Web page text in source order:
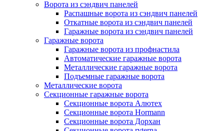
Ворота из сэндвич панелей
Распашные ворота из сэндвич панелей
Откатные ворота из сэндвич панелей
Гаражные ворота из сэндвич панелей
Гаражные ворота
Гаражные ворота из профнастила
Автоматические гаражные ворота
Металлические гаражные ворота
Подъемные гаражные ворота
Металлические ворота
Секционные гаражные ворота
Секционные ворота Алютех
Cекционные ворота Hormann
Секционные ворота Дорхан